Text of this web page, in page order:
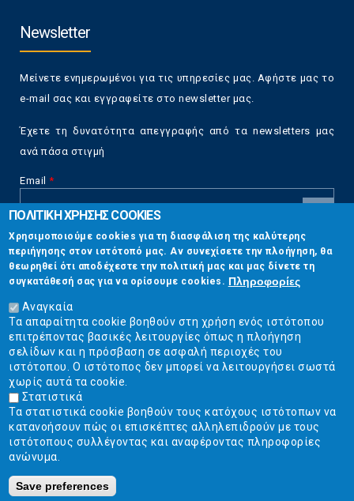
Newsletter
Μείνετε ενημερωμένοι για τις υπηρεσίες μας. Αφήστε μας το
e-mail σας και εγγραφείτε στο newsletter μας.
Έχετε τη δυνατότητα απεγγραφής από τα newsletters μας
ανά πάσα στιγμή
Email *
CAPTCHA
This
question is
for testing
whether or
not you are a
human visitor
and to
prevent
automated
spam
submissions.
5+2
Επικοινωνία
Στουρνάρη 17, Αθήνα 10683
2103304444
info@ekpizo.gr
www.ekpizo.gr
Δευ - Πεμ:10:00 πμ - 2:00 μμ
Σάβ - Κυρ: Κλειστά
ΠΟΛΙΤΙΚΗ ΧΡΗΣΗΣ COOKIES
Χρησιμοποιούμε cookies για τη διασφάλιση της καλύτερης
περιήγησης στον ιστότοπό μας. Αν συνεχίσετε την πλοήγηση, θα
θεωρηθεί ότι αποδέχεστε την πολιτική μας και μας δίνετε τη
συγκατάθεσή σας για να ορίσουμε cookies. Πληροφορίες
Αναγκαία
Τα απαραίτητα cookie βοηθούν στη χρήση ενός ιστότοπου
επιτρέποντας βασικές λειτουργίες όπως η πλοήγηση
σελίδων και η πρόσβαση σε ασφαλή περιοχές του
ιστότοπου. Ο ιστότοπος δεν μπορεί να λειτουργήσει σωστά
χωρίς αυτά τα cookie.
Στατιστικά
Τα στατιστικά cookie βοηθούν τους κατόχους ιστότοπων να
κατανοήσουν πώς οι επισκέπτες αλληλεπιδρούν με τους
ιστότοπους συλλέγοντας και αναφέροντας πληροφορίες
ανώνυμα.
Save preferences